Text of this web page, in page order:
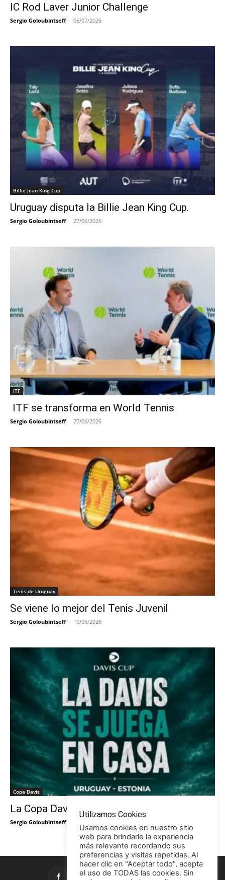
IC Rod Laver Junior Challenge
Sergio Goloubintseff - 06/07/2026
Billie Jean King Cup
Uruguay disputa la Billie Jean King Cup.
Sergio Goloubintseff - 27/06/2026
ITF
ITF se transforma en World Tennis
Sergio Goloubintseff - 27/06/2026
Tenis de Uruguay
Se viene lo mejor del Tenis Juvenil
Sergio Goloubintseff - 10/06/2026
Copa Davis
La Copa Davis vuelve al Círculo
Sergio Goloubintseff
Utilizamos Cookies
Usamos cookies en nuestro sitio
web para brindarle la experiencia
más relevante recordando sus
preferencias y visitas repetidas. Al
hacer clic en "Aceptar todo", acepta
el uso de TODAS las cookies. Sin